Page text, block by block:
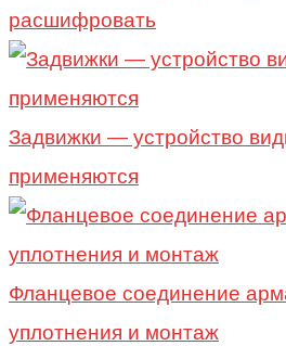
расшифровать
Задвижки — устройство
применяются
Фланцевое соединение
уплотнения и монтаж